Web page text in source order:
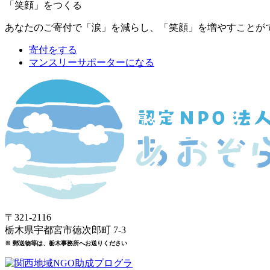
「笑顔」をつくる
あなたのご寄付で「涙」を減らし、「笑顔」を増やすことが
寄付をする
マンスリーサポーターになる
〒321-2116
栃木県宇都宮市徳次郎町 7-3
※ 郵送物等は、栃木事務所へお送りください